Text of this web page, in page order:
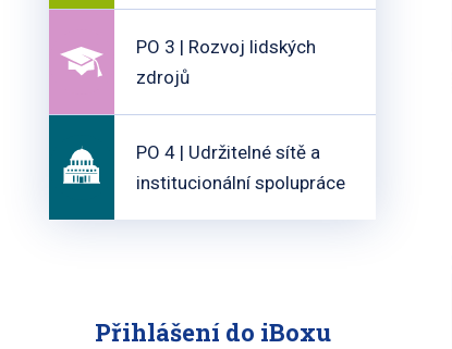
PO 3 | Rozvoj lidských
zdrojů
PO 4 | Udržitelné sítě a
institucionální spolupráce
Přihlášení do iBoxu